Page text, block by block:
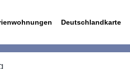
Deutschlandkarte